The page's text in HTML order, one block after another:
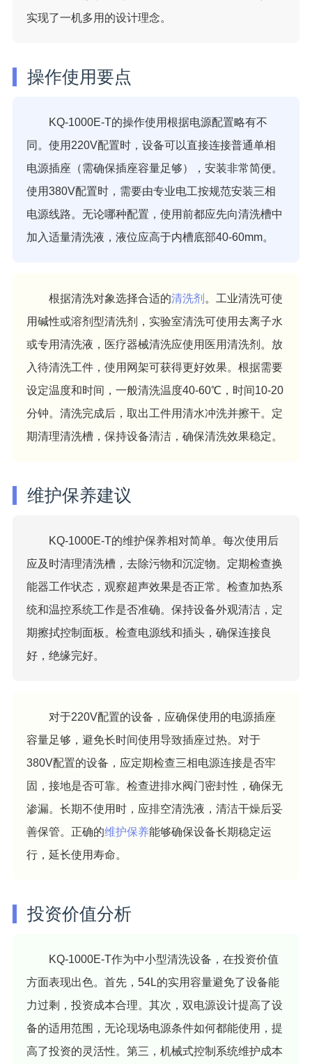
实现了一机多用的设计理念。
操作使用要点
KQ-1000E-T的操作使用根据电源配置略有不
同。使用220V配置时，设备可以直接连接普通单相
电源插座（需确保插座容量足够），安装非常简便。
使用380V配置时，需要由专业电工按规范安装三相
电源线路。无论哪种配置，使用前都应先向清洗槽中
加入适量清洗液，液位应高于内槽底部40-60mm。
根据清洗对象选择合适的清洗剂 。工业清洗可使
用碱性或溶剂型清洗剂，实验室清洗可使用去离子水
或专用清洗液，医疗器械清洗应使用医用清洗剂。放
入待清洗工件，使用网架可获得更好效果。根据需要
设定温度和时间，一般清洗温度40-60℃，时间10-20
分钟。清洗完成后，取出工件用清水冲洗并擦干。定
期清理清洗槽，保持设备清洁，确保清洗效果稳定。
维护保养建议
KQ-1000E-T的维护保养相对简单。每次使用后
应及时清理清洗槽，去除污物和沉淀物。定期检查换
能器工作状态，观察超声效果是否正常。检查加热系
统和温控系统工作是否准确。保持设备外观清洁，定
期擦拭控制面板。检查电源线和插头，确保连接良
好，绝缘完好。
对于220V配置的设备，应确保使用的电源插座
容量足够，避免长时间使用导致插座过热。对于
380V配置的设备，应定期检查三相电源连接是否牢
固，接地是否可靠。检查进排水阀门密封性，确保无
渗漏。长期不使用时，应排空清洗液，清洁干燥后妥
善保管。正确的维护保养能够确保设备长期稳定运
行，延长使用寿命。
投资价值分析
KQ-1000E-T作为中小型清洗设备，在投资价值
方面表现出色。首先，54L的实用容量避免了设备能
力过剩，投资成本合理。其次，双电源设计提高了设
备的适用范围，无论现场电源条件如何都能使用，提
高了投资的灵活性。第三，机械式控制系统维护成本